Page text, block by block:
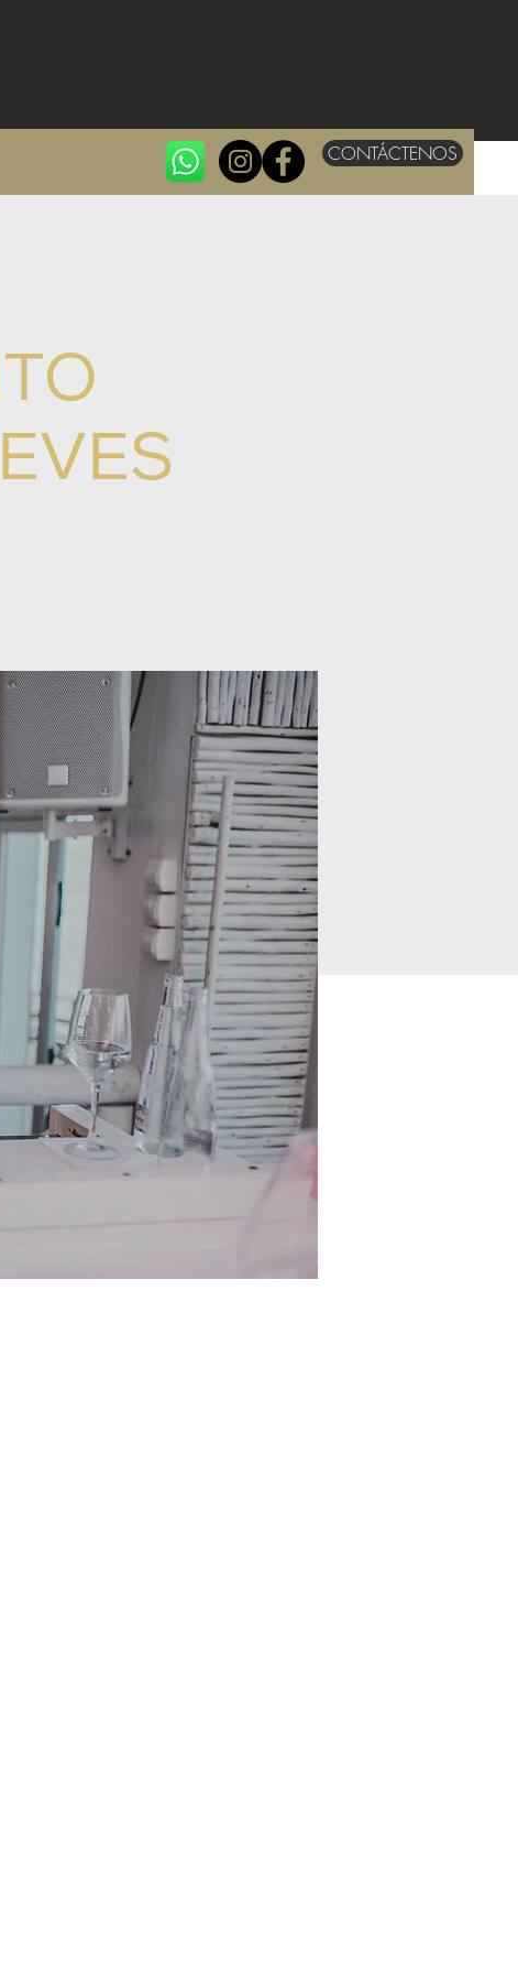
CONTÁCTENOS